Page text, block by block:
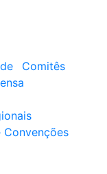
Comitês
Convenções